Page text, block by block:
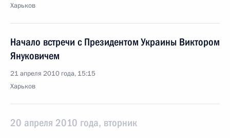
Харьков
Начало встречи с Президентом Украины Виктором
Януковичем
21 апреля 2010 года, 15:15
Харьков
20 апреля 2010 года, вторник